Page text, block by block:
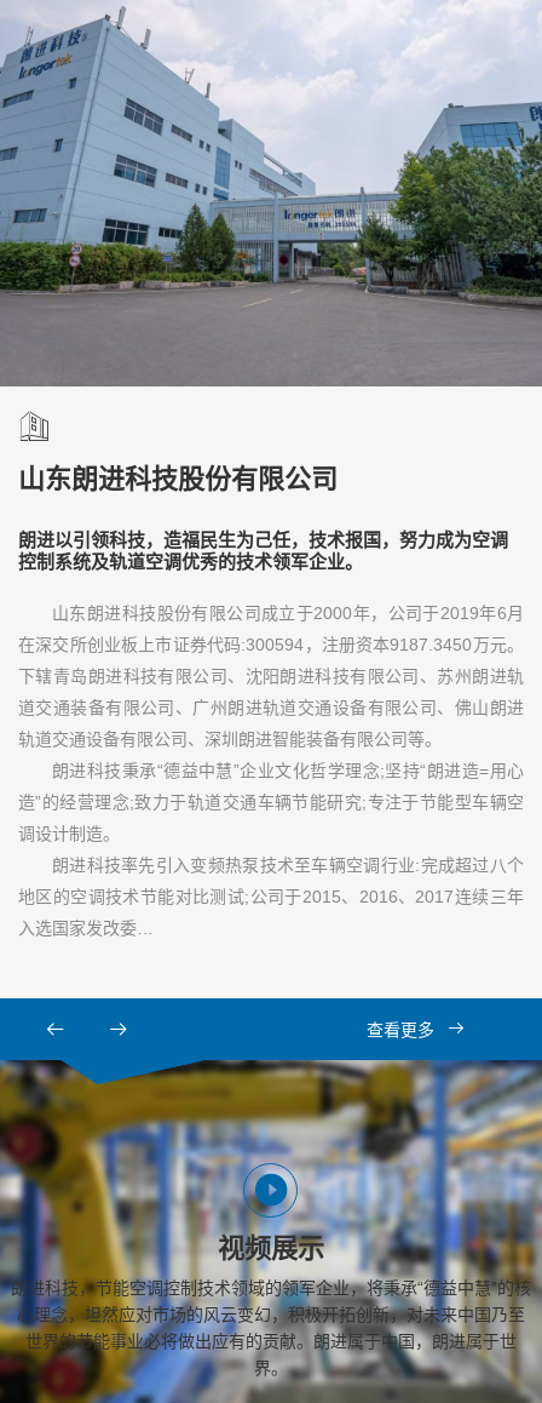
山东朗进科技股份有限公司
朗进以引领科技，造福民生为己任，技术报国，努力成为空调
控制系统及轨道空调优秀的技术领军企业。
山东朗进科技股份有限公司成立于2000年，公司于2019年6月
在深交所创业板上市证券代码:300594，注册资本9187.3450万元。
下辖青岛朗进科技有限公司、沈阳朗进科技有限公司、苏州朗进轨
道交通装备有限公司、广州朗进轨道交通设备有限公司、佛山朗进
轨道交通设备有限公司、深圳朗进智能装备有限公司等。
朗进科技秉承“德益中慧”企业文化哲学理念;坚持“朗进造=用心
造”的经营理念;致力于轨道交通车辆节能研究;专注于节能型车辆空
调设计制造。
朗进科技率先引入变频热泵技术至车辆空调行业:完成超过八个
地区的空调技术节能对比测试;公司于2015、2016、2017连续三年
入选国家发改委…
查看更多
视频展示
朗进科技，节能空调控制技术领域的领军企业，将秉承“德益中慧”的核
心理念，坦然应对市场的风云变幻，积极开拓创新，对未来中国乃至
世界的节能事业必将做出应有的贡献。朗进属于中国，朗进属于世
界。